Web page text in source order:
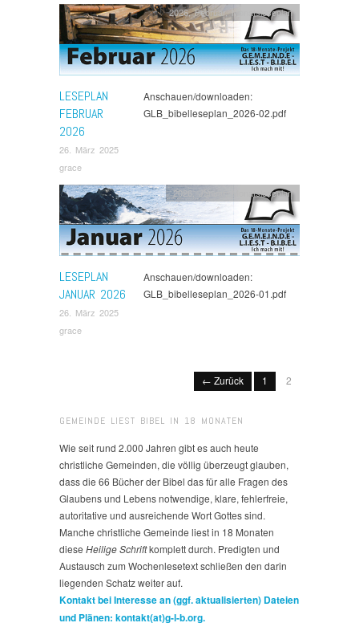
LESEPLAN
FEBRUAR
2026
26. März 2025
grace
2026,Februar,Monatsleseplan
Anschauen/downloaden:
GLB_bibelleseplan_2026-02.pdf
LESEPLAN
JANUAR 2026
26. März 2025
grace
2026 , Januar Monatsleseplan
Anschauen/downloaden:
GLB_bibelleseplan_2026-01.pdf
← Zurück 1 2
GEMEINDE LIEST BIBEL IN 18 MONATEN
Wie seit rund 2.000 Jahren gibt es auch heute
christliche Gemeinden, die völlig überzeugt glauben,
dass die 66 Bücher der Bibel das für alle Fragen des
Glaubens und Lebens notwendige, klare, fehlerfreie,
autoritative und ausreichende Wort Gottes sind.
Manche christliche Gemeinde liest in 18 Monaten
diese Heilige Schriftkomplett durch. Predigten und
Austausch zum Wochenlesetext schließen den darin
liegenden Schatz weiter auf.
Kontakt bei Interesse an (ggf. aktualisierten) Dateien
und Plänen: kontakt(at)g-l-b.org.